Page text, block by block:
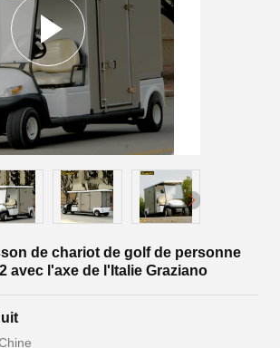
de chariot de golf de personne
avec l'axe de l'Italie Graziano